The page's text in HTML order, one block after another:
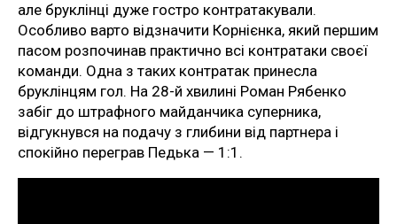
але бруклінці дуже гостро контратакували.
Особливо варто відзначити Корнієнка, який першим
пасом розпочинав практично всі контратаки своєї
команди. Одна з таких контратак принесла
бруклінцям гол. На 28-й хвилині Роман Рябенко
забіг до штрафного майданчика суперника,
відгукнувся на подачу з глибини від партнера і
спокійно переграв Педька — 1:1.